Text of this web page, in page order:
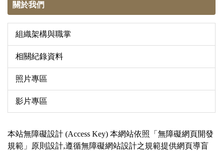
關於我們
組織架構與職掌
相關紀錄資料
照片專區
影片專區
本站無障礙設計 (Access Key) 本網站依照「無障礙網頁開發
規範」原則設計,遵循無障礙網站設計之規範提供網頁導盲